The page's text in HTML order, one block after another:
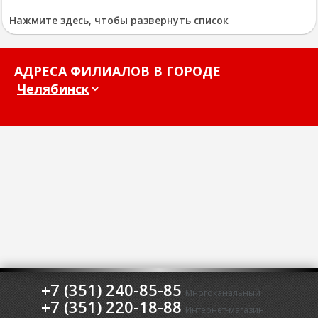
Нажмите здесь, чтобы развернуть список
АДРЕСА ФИЛИАЛОВ В ГОРОДЕ
+7 (351) 240-85-85 Многоканальный
+7 (351) 220-18-88 Интернет-магазин